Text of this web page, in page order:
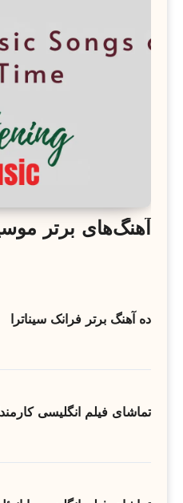
آهنگ‌های برتر
ده آهنگ برتر فرانک سیناترا
تماشای فیلم انگلیسی